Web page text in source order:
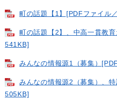
町の話題【1】[PDFファイル
町の話題【2】、中高一貫教
541KB]
みんなの情報源1（募集）
みんなの情報源2（募集）、
505KB]